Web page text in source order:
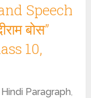
Speech
बोस”
10,
Hindi Paragraph,